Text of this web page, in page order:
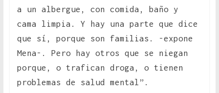
a un albergue, con comida, baño y
cama limpia. Y hay una parte que dice
que sí, porque son familias. -expone
Mena-. Pero hay otros que se niegan
porque, o trafican droga, o tienen
problemas de salud mental”.